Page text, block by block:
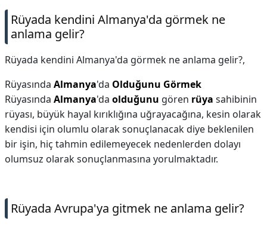
Rüyada kendini Almanya'da görmek ne
anlama gelir?
Rüyada kendini Almanya'da görmek ne anlama gelir?,
Rüyasında Almanya'da Olduğunu Görmek
Rüyasında Almanya'da olduğunu gören rüya sahibinin
rüyası, büyük hayal kırıklığına uğrayacağına, kesin olarak
kendisi için olumlu olarak sonuçlanacak diye beklenilen
bir işin, hiç tahmin edilemeyecek nedenlerden dolayı
olumsuz olarak sonuçlanmasına yorulmaktadır.
Rüyada Avrupa'ya gitmek ne anlama gelir?